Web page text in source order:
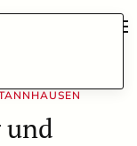
und